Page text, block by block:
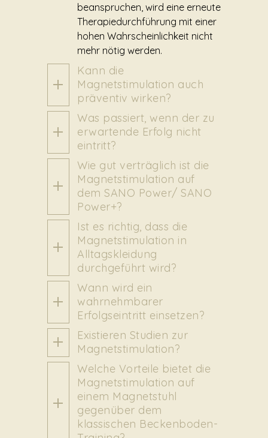
beanspruchen, wird eine erneute
Therapiedurchführung mit einer
hohen Wahrscheinlichkeit nicht
mehr nötig werden.
Kann die
Magnetstimulation auch
präventiv wirken?
Was passiert, wenn der zu
erwartende Erfolg nicht
eintritt?
Wie gut verträglich ist die
Magnetstimulation auf
dem SANO Power/ SANO
Power+?
Ist es richtig, dass die
Magnetstimulation in
Alltagskleidung
durchgeführt wird?
Wann wird ein
wahrnehmbarer
Erfolgseintritt einsetzen?
Existieren Studien zur
Magnetstimulation?
Welche Vorteile bietet die
Magnetstimulation auf
einem Magnetstuhl
gegenüber dem
klassischen Beckenboden-